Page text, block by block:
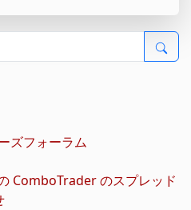
ズフォーラム
ComboTrader のスプレッド